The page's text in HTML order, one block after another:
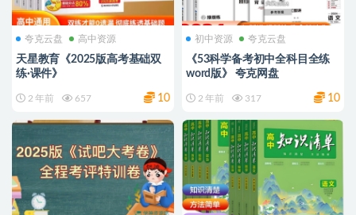
夸克云盘 高中资源
天星教育《2025版高考基础双
练·课件》
2 年前 657 10
初中资源 夸克云盘
《53科学备考初中全科目全练
word版》 夸克网盘
2 年前 317 10